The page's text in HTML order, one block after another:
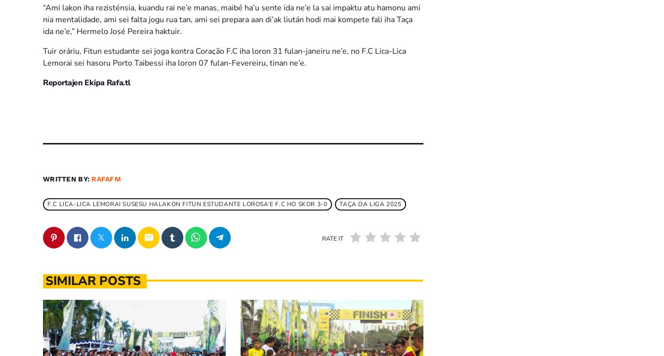
“Ami lakon iha rezisténsia, kuandu rai ne’e manas, maibé ha’u sente ida ne’e la sai impaktu atu hamonu ami
nia mentalidade, ami sei falta jogu rua tan, ami sei prepara aan di’ak liután hodi mai kompete fali iha Taça
ida ne’e,” Hermelo José Pereira haktuir.
Tuir oráriu, Fitun estudante sei joga kontra Coraҫão F.C iha loron 31 fulan-janeiru ne’e, no F.C Lica-Lica
Lemorai sei hasoru Porto Taibessi iha loron 07 fulan-Fevereiru, tinan ne’e.
Reportajen Ekipa Rafa.tl
WRITTEN BY: RAFAFM
F.C LICA-LICA LEMORAI SUSESU HALAKON FITUN ESTUDANTE LOROSA’E F.C HO SKOR 3-0 TAÇA DA LIGA 2025
email RATE IT
SIMILAR POSTS